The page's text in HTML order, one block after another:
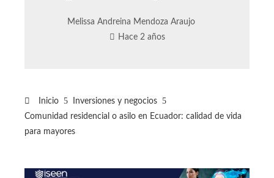
Melissa Andreina Mendoza Araujo
Hace 2 años
Inicio
Inversiones y negocios
Comunidad residencial o asilo en Ecuador: calidad de vida
para mayores